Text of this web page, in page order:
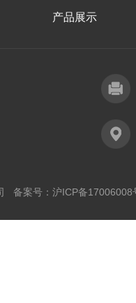
产品展示
备案号： 沪ICP备17006008